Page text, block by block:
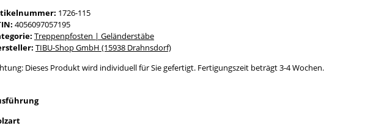
1726-115
4056097057195
Treppenpfosten | Geländerstäbe
TIBU-Shop GmbH (15938 Drahnsdorf)
Dieses Produkt wird individuell für Sie gefertigt. Fertigungszeit beträgt 3-4 Wochen.